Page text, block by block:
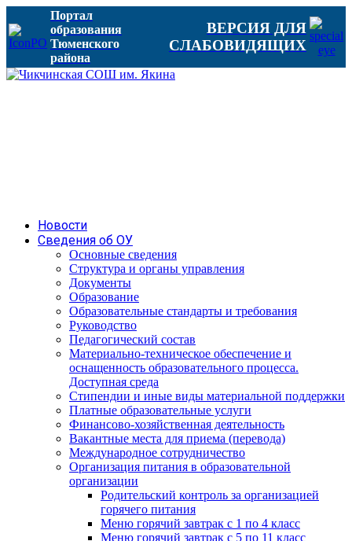
Портал
образования
Тюменского
района
ВЕРСИЯ ДЛЯ
СЛАБОВИДЯЩИХ
Новости
Сведения об ОУ
Основные сведения
Структура и органы управления
Документы
Образование
Образовательные стандарты и требования
Руководство
Педагогический состав
Материально-техническое обеспечение и
оснащенность образовательного процесса.
Доступная среда
Стипендии и иные виды материальной поддержки
Платные образовательные услуги
Финансово-хозяйственная деятельность
Вакантные места для приема (перевода)
Международное сотрудничество
Организация питания в образовательной
организации
Родительский контроль за организацией
горячего питания
Меню горячий завтрак с 1 по 4 класс
Меню горячий завтрак с 5 по 11 класс